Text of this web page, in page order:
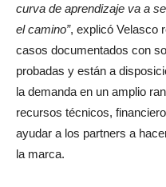
curva de aprendizaje va a
el camino”, explicó Velasco
casos documentados con
probadas y están a
la demanda en un amplio
recursos técnicos,
ayudar a los partners a
la marca.